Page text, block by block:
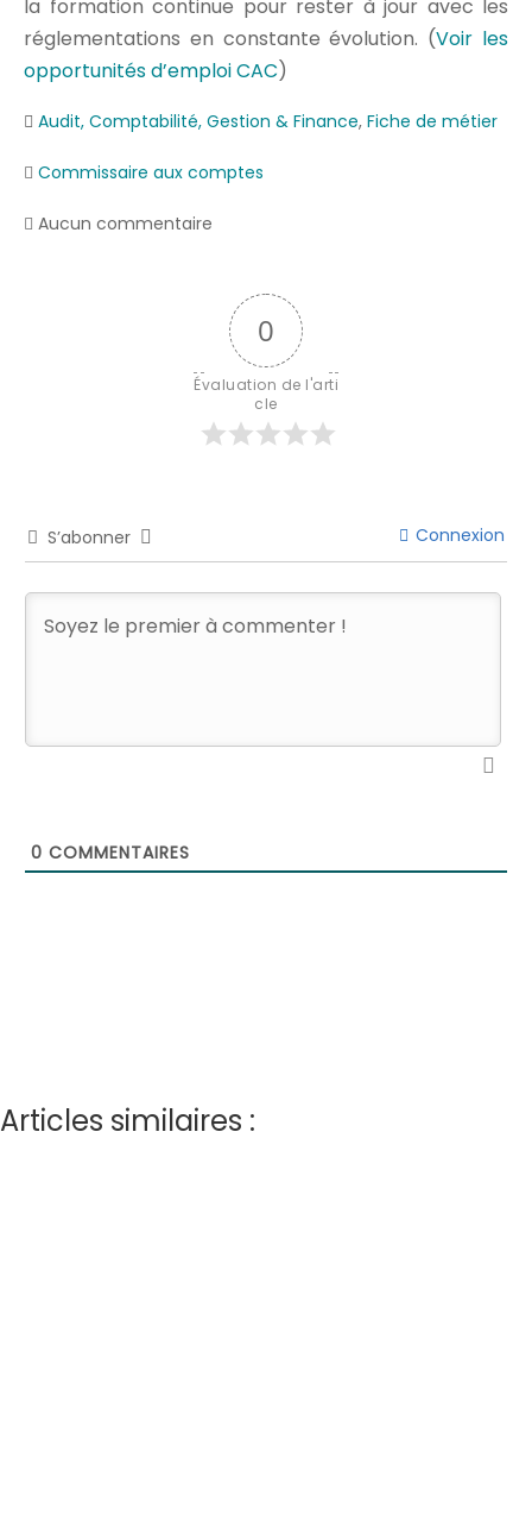
la formation continue pour rester à jour avec les
réglementations en constante évolution. (Voir les
opportunités d’emploi CAC)
Audit, Comptabilité, Gestion & Finance, Fiche de métier
Commissaire aux comptes
Aucun commentaire
0
Évaluation de l'arti
cle
S’abonner Connexion
0 COMMENTAIRES
Articles similaires :